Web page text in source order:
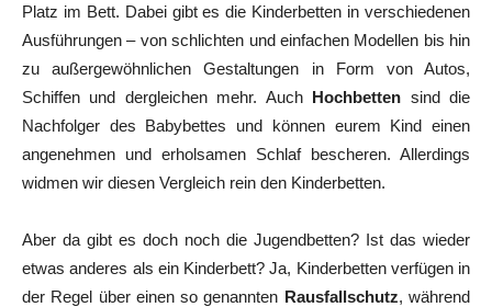
Platz im Bett. Dabei gibt es die Kinderbetten in verschiedenen
Ausführungen – von schlichten und einfachen Modellen bis hin
zu außergewöhnlichen Gestaltungen in Form von Autos,
Schiffen und dergleichen mehr. Auch Hochbetten sind die
Nachfolger des Babybettes und können eurem Kind einen
angenehmen und erholsamen Schlaf bescheren. Allerdings
widmen wir diesen Vergleich rein den Kinderbetten.
Aber da gibt es doch noch die Jugendbetten? Ist das wieder
etwas anderes als ein Kinderbett? Ja, Kinderbetten verfügen in
der Regel über einen so genannten Rausfallschutz, während